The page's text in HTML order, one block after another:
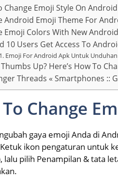
Change Emoji Style On Android
Android Emoji Theme For
Emoji Colors With New
10 Users Get Access To
Emoji For Android Apk Untuk
Thumbs Up? Here’s How To
Threads « Smartphones ::
Change
gaya emoji Anda di
ikon pengaturan untuk
lalu pilih Penampilan & tata